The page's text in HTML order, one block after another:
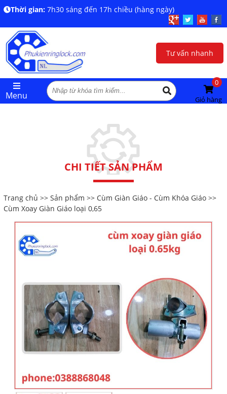
Thời gian: 7h30 sáng đến 17h chiều (hàng ngày)
Tư vấn nhanh
Menu
0
Giỏ hàng
CHI TIẾT SẢN PHẨM
Trang chủ >> Sản phẩm >> Cùm Giàn Giáo - Cùm Khóa Giáo>>
Cùm Xoay Giàn Giáo loại 0,65